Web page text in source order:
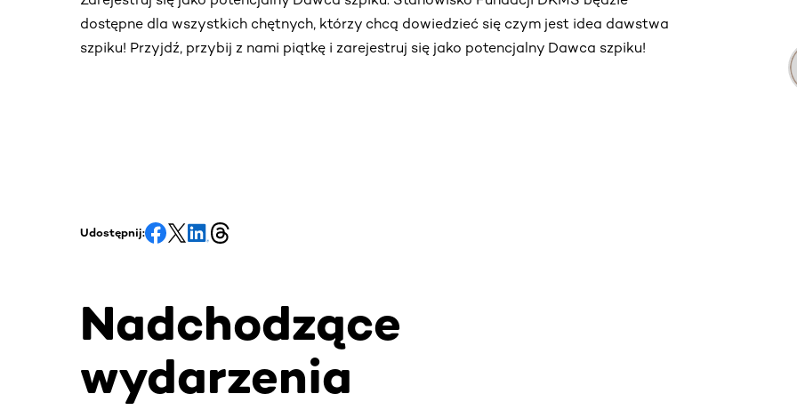
dostępne dla wszystkich chętnych, którzy chcą dowiedzieć się czym jest idea dawstwa
szpiku! Przyjdź, przybij z nami piątkę i zarejestruj się jako potencjalny Dawca szpiku!
Udostępnij:
Nadchodzące
wydarzenia